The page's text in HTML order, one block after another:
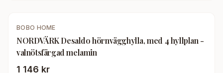
BOBO HOME
NORDVÄRK Desaldo hörnvägghylla, med 4 hyllplan -
valnötsfärgad melamin
1 146 kr